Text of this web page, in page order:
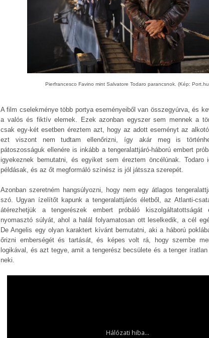
Pierfrancesco Favino mint Salvatore Todaro parancsnok. (Kép:
A film cselekménye több portya eseményeiből van összegyúrva, és
a valós és fiktív elemek. Ezek azonban egyszer sem mennek a
csak egy-két esetben éreztem azt, hogy az adott eseményt az
ezt viszont nem tudtam ellenőrizni, így akár meg is
pátoszosságuk ellenére is inkább a tengeralattjáró-háború embert
igyekeznek bemutatni, és egyiket sem éreztem öncélúnak. Todaro
példásak, és az őt megformáló színész is jól játssza szerepét.
Azonban szeretném hangsúlyozni, hogy nem egy átlagos
szó. Ugyan ízelítőt kapunk a tengeralattjárós életből, az Atlanti-csata
átérezhetjük a tengerészek embert próbáló
nyomasztó súlyát, ahol a halál folyamatosan ott leselkedik, a cél
De Angelis egy olyan karaktert kívánt bemutatni, aki a háború
őrizni emberségét és tartását, és képes volt rá, hogy szembe
logikával, és azt tegye, amit a tengerész becsülete és a tenger
neki.